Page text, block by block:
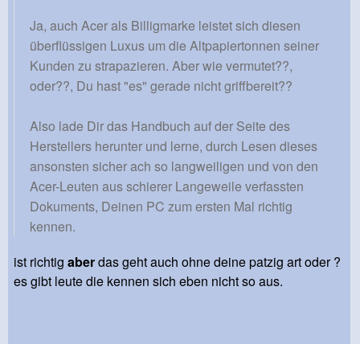
Ja, auch Acer als Billigmarke leistet sich diesen
überflüssigen Luxus um die Altpapiertonnen seiner
Kunden zu strapazieren. Aber wie vermutet??,
oder??, Du hast "es" gerade nicht griffbereit??
Also lade Dir das Handbuch auf der Seite des
Herstellers herunter und lerne, durch Lesen dieses
ansonsten sicher ach so langweiligen und von den
Acer-Leuten aus schierer Langeweile verfassten
Dokuments, Deinen PC zum ersten Mal richtig
kennen.
ist richtig aberdas geht auch ohne deine patzig art oder ?
es gibt leute die kennen sich eben nicht so aus.